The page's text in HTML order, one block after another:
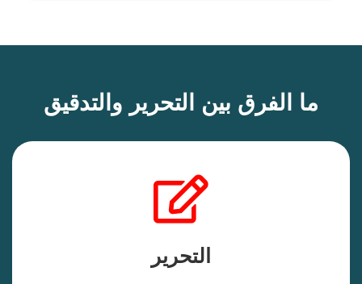
ما الفرق بين التحرير والتدقيق
التحرير